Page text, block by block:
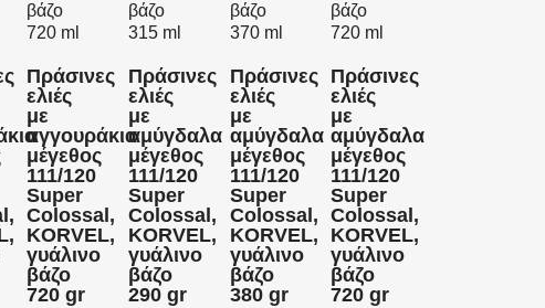
βάζο
720 ml
Πράσινες
ελιές
με
αγγουράκια
μέγεθος
111/120
Super
Colossal,
KORVEL,
γυάλινο
βάζο
720 gr
βάζο
315 ml
Πράσινες
ελιές
με
αμύγδαλα
μέγεθος
111/120
Super
Colossal,
KORVEL,
γυάλινο
βάζο
290 gr
βάζο
370 ml
Πράσινες
ελιές
με
αμύγδαλα
μέγεθος
111/120
Super
Colossal,
KORVEL,
γυάλινο
βάζο
380 gr
βάζο
720 ml
Πράσινες
ελιές
με
αμύγδαλα
μέγεθος
111/120
Super
Colossal,
KORVEL,
γυάλινο
βάζο
720 gr